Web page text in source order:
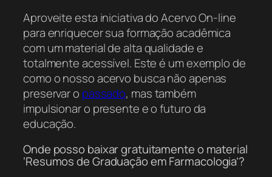
Aproveite esta iniciativa do Acervo On-line
para enriquecer sua formação acadêmica
com um material de alta qualidade e
totalmente acessível. Este é um exemplo de
como o nosso acervo busca não apenas
preservar o passado, mas também
impulsionar o presente e o futuro da
educação.
Onde posso baixar gratuitamente o material
‘Resumos de Graduação em Farmacologia’?